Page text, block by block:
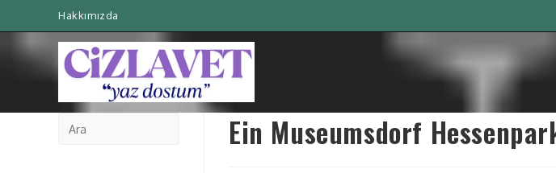
Hakkımızda
Ein Museumsdorf